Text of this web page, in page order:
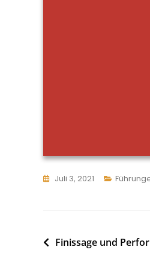
Juli 3, 2021
Finissage und